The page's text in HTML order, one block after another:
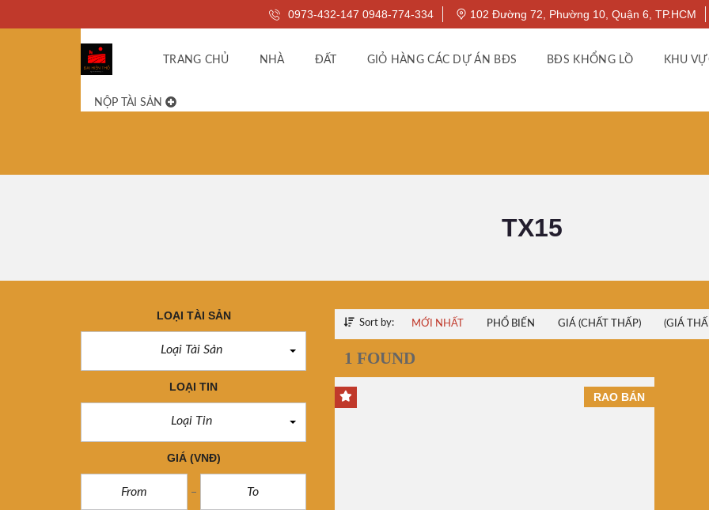
0973-432-147 0948-774-334 102 Đường 72, Phường 10, Quận 6, TP.HCM
TRANG CHỦ NHÀ ĐẤT GIỎ HÀNG CÁC DỰ ÁN BĐS BĐS KHỔNG LỒ KHU
NỘP TÀI SẢN
TX15
LOẠI TÀI SẢN
Loại Tài Sản
LOẠI TIN
Loại Tin
GIÁ (VNĐ)
Sort by: MỚI NHẤT PHỔ BIẾN GIÁ (CHẤT THẤP) (GIÁ
1 FOUND
RAO BÁN